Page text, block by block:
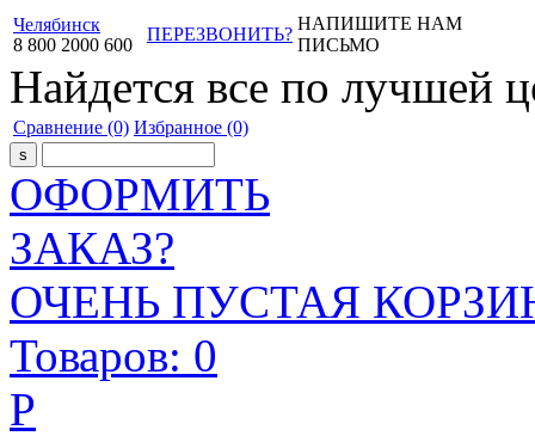
Челябинск
8 800 2000 600
ПЕРЕЗВОНИТЬ?
НАПИШИТЕ НАМ
ПИСЬМО
Найдется все по лучшей
Сравнение (0) Избранное (0)
ОФОРМИТЬ
ЗАКАЗ?
ОЧЕНЬ ПУСТАЯ
Товаров: 0
Р